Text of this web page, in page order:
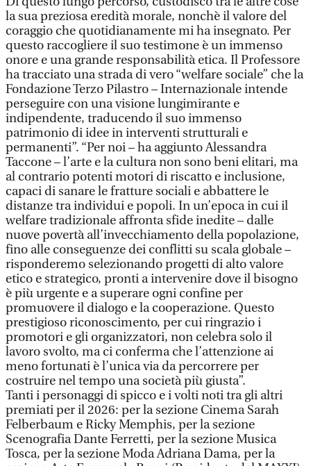
la sua preziosa eredità morale, nonchè il valore del
coraggio che quotidianamente mi ha insegnato. Per
questo raccogliere il suo testimone è un immenso
onore e una grande responsabilità etica. Il Professore
ha tracciato una strada di vero “welfare sociale” che la
Fondazione Terzo Pilastro – Internazionale intende
perseguire con una visione lungimirante e
indipendente, traducendo il suo immenso
patrimonio di idee in interventi strutturali e
permanenti”. “Per noi – ha aggiunto Alessandra
Taccone – l’arte e la cultura non sono beni elitari, ma
al contrario potenti motori di riscatto e inclusione,
capaci di sanare le fratture sociali e abbattere le
distanze tra individui e popoli. In un’epoca in cui il
welfare tradizionale affronta sfide inedite – dalle
nuove povertà all’invecchiamento della popolazione,
fino alle conseguenze dei conflitti su scala globale –
risponderemo selezionando progetti di alto valore
etico e strategico, pronti a intervenire dove il bisogno
è più urgente e a superare ogni confine per
promuovere il dialogo e la cooperazione. Questo
prestigioso riconoscimento, per cui ringrazio i
promotori e gli organizzatori, non celebra solo il
lavoro svolto, ma ci conferma che l’attenzione ai
meno fortunati è l’unica via da percorrere per
costruire nel tempo una società più giusta”.
Tanti i personaggi di spicco e i volti noti tra gli altri
premiati per il 2026: per la sezione Cinema Sarah
Felberbaum e Ricky Memphis, per la sezione
Scenografia Dante Ferretti, per la sezione Musica
Tosca, per la sezione Moda Adriana Dama, per la